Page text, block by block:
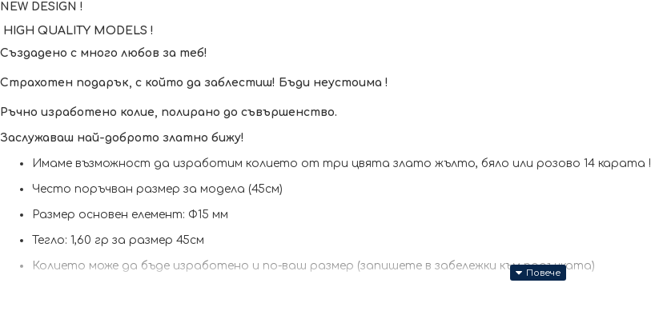
NEW DESIGN !
HIGH QUALITY MODELS !
Създадено с много любов за теб!
Страхотен подарък, с който да заблестиш! Бъди неустоима !
Ръчно изработено колие, полирано до съвършенство.
Заслужаваш най-доброто златно бижу!
Имаме възможност да изработим кoлието от три цвята злато жълто, бяло или розово 14 карата !
Често поръчван размер за модела (45см)
Размер основен елемент: Ф15 мм
Тегло: 1,60 гр за размер 45см
Колието може да бъде изработено и по-ваш размер (запишете в забележки към поръчката)